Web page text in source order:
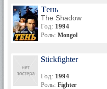
Тень
The Shadow
Год: 1994
Роль: Mongol
Stickfighter
Год: 1994
Роль: Fighter